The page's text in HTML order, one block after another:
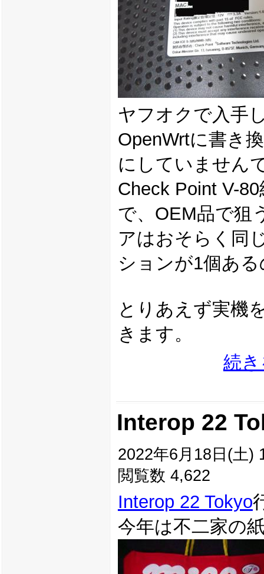
ヤフオクで入手
OpenWrtに書き
にしていません
Check Point V-
で、OEM品で狙
アはおそらく同
ションが1個あ
とりあえず実機
きます。
続
Interop 22
2022年6月18日(土)
閲覧数 4,622
Interop 22 Tokyo
今年は不二家の